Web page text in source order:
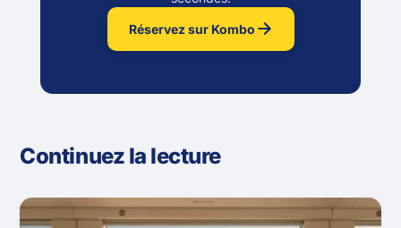
Réservez sur Kombo
Continuez la lecture